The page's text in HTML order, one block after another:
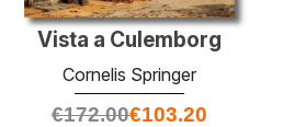
Vista a Culemborg
Cornelis Springer
€172.00€103.20